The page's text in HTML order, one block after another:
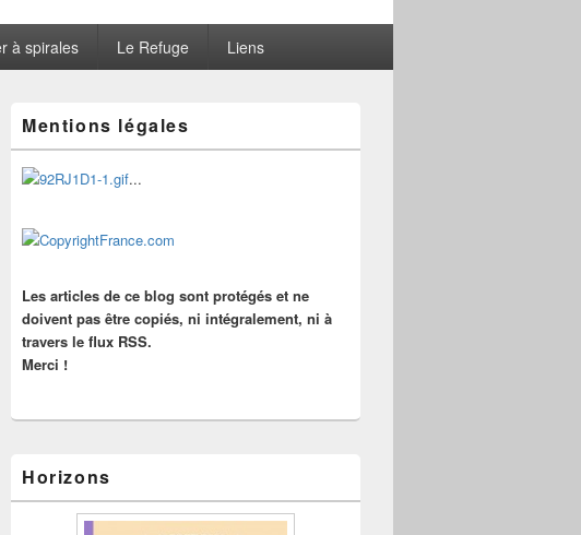
à spirales Le Refuge Liens
principale
de
widget
pour
barre
latérale
Mentions légales
...
Les articles de ce blog sont protégés et ne
doivent pas être copiés, ni intégralement, ni à
travers le flux RSS.
Merci !
Horizons